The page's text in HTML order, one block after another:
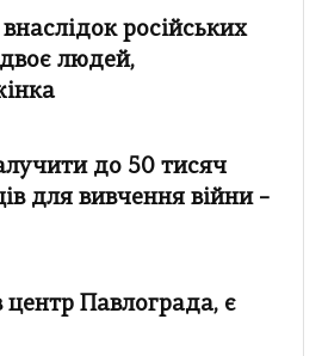
російських
людей,
до 50 тисяч
для вивчення війни –
центр Павлограда, є